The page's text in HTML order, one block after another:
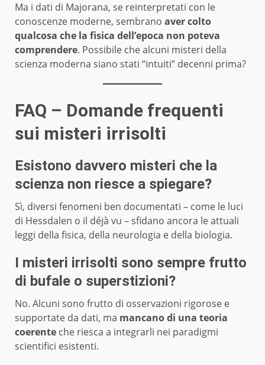
Ma i dati di Majorana, se reinterpretati con le
conoscenze moderne, sembrano aver colto
qualcosa che la fisica dell’epoca non poteva
comprendere. Possibile che alcuni misteri della
scienza moderna siano stati “intuiti” decenni prima?
FAQ – Domande frequenti
sui misteri irrisolti
Esistono davvero misteri che la
scienza non riesce a spiegare?
Sì, diversi fenomeni ben documentati – come le luci
di Hessdalen o il déjà vu – sfidano ancora le attuali
leggi della fisica, della neurologia e della biologia.
I misteri irrisolti sono sempre frutto
di bufale o superstizioni?
No. Alcuni sono frutto di osservazioni rigorose e
supportate da dati, ma mancano di una teoria
coerente che riesca a integrarli nei paradigmi
scientifici esistenti.